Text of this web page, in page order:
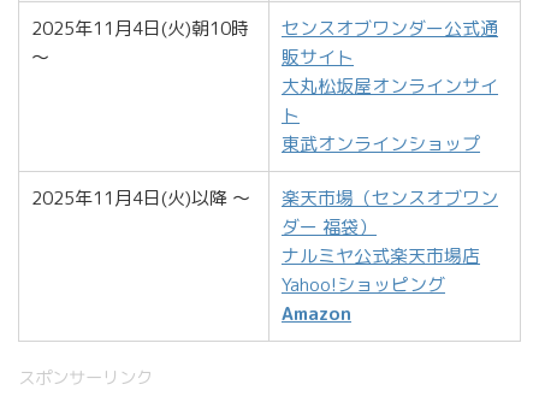
2025年11月4日(火)朝10時
～
センスオブワンダー公式通
販サイト
大丸松坂屋オンラインサイ
ト
東武オンラインショップ
2025年11月4日(火)以降 ～
楽天市場（センスオブワン
ダー 福袋）
ナルミヤ公式楽天市場店
Yahoo!ショッピング
Amazon
スポンサーリンク